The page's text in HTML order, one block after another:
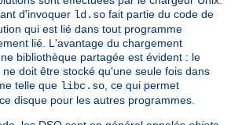
d'invoquer ld.so fait partie du code de
qui est lié dans tout programme
lié. L'avantage du chargement
bibliothèque partagée est évident : le
doit être stocké qu'une seule fois dans
telle que libc.so , ce qui permet
disque pour les autres programmes.